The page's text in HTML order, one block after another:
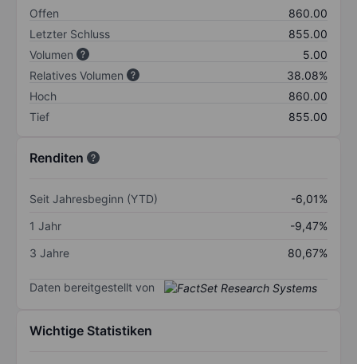
Offen
860.00
Letzter Schluss
855.00
Volumen
5.00
Relatives Volumen
38.08%
Hoch
860.00
Tief
855.00
Renditen
Seit Jahresbeginn (YTD)
-6,01%
1 Jahr
-9,47%
3 Jahre
80,67%
Daten bereitgestellt von
Wichtige Statistiken